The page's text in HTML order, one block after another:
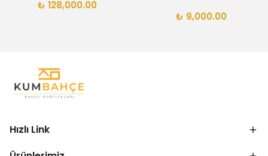
₺ 128,000.00
₺ 9,000.00
Hızlı Link